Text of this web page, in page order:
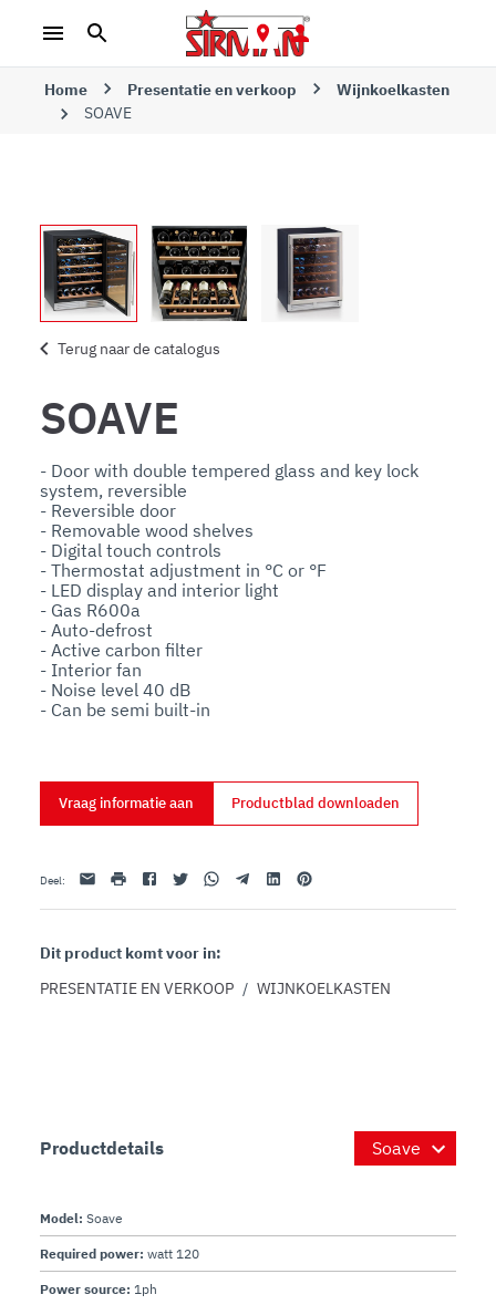
Home Presentatie en verkoop
Wijnkoelkasten
SOAVE
Terug naar de catalogus
SOAVE
- Door with double tempered glass and key lock
system, reversible
- Reversible door
- Removable wood shelves
- Digital touch controls
- Thermostat adjustment in °C or °F
- LED display and interior light
- Gas R600a
- Auto-defrost
- Active carbon filter
- Interior fan
- Noise level 40 dB
- Can be semi built-in
Vraag informatie aan Productblad downloaden
Deel: E-mail afdrukkenFacebookTwitterWhatsappTelegramLinkedinPinterest
Dit product komt voor in:
PRESENTATIE EN VERKOOP / WIJNKOELKASTEN
Productdetails
Model: Soave
Required power: watt 120
Power source: 1ph